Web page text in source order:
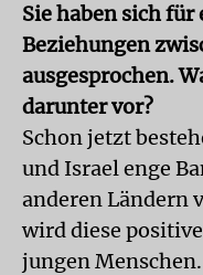
Sie haben sich
Beziehungen
ausgesprochen.
darunter vor?
Schon jetzt
und Israel enge
anderen Ländern
wird diese
jungen